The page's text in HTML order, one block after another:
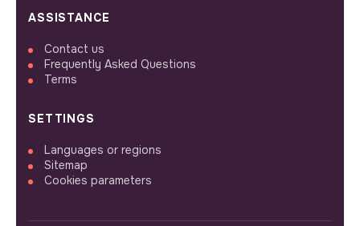
ASSISTANCE
Contact us
Frequently Asked Questions
Terms
SETTINGS
Languages or regions
Sitemap
Cookies parameters